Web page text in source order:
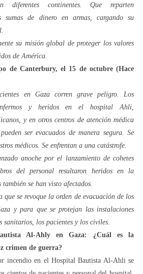
diferentes continentes. Que reparten
sumas de dinero en armas, cargando su
su misión global de proteger los valores
de América.
de Canterbury, el 15 de octubre (Hace
en Gaza corren grave peligro. Los
y heridos en el hospital Ahli,
y en otros centros de atención médica
ser evacuados de manera segura. Se
médicos. Se enfrentan a una catástrofe.
anoche por el lanzamiento de cohetes
del personal resultaron heridos en la
se han visto afectados.
se revoque la orden de evacuación de los
y para que se protejan las instalaciones
sanitarios, los pacientes y los civiles
Al-Ahly en Gaza: ¿Cuál es la
crimen de guerra?
incendio en el Hospital Bautista Al-Ahli se